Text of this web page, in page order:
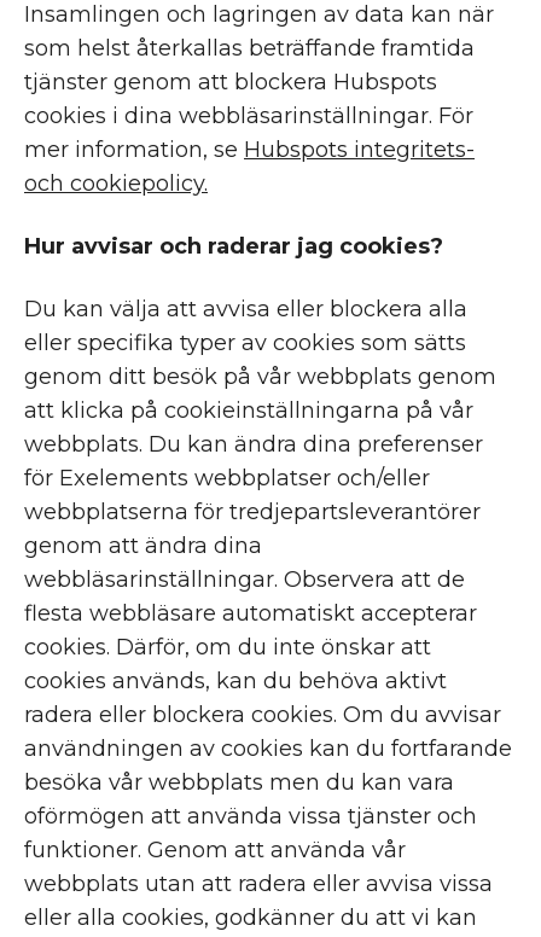
Insamlingen och lagringen av data kan när
som helst återkallas beträffande framtida
tjänster genom att blockera Hubspots
cookies i dina webbläsarinställningar. För
mer information, se Hubspots integritets-
och cookiepolicy.
Hur avvisar och raderar jag cookies?
Du kan välja att avvisa eller blockera alla
eller specifika typer av cookies som sätts
genom ditt besök på vår webbplats genom
att klicka på cookieinställningarna på vår
webbplats. Du kan ändra dina preferenser
för Exelements webbplatser och/eller
webbplatserna för tredjepartsleverantörer
genom att ändra dina
webbläsarinställningar. Observera att de
flesta webbläsare automatiskt accepterar
cookies. Därför, om du inte önskar att
cookies används, kan du behöva aktivt
radera eller blockera cookies. Om du avvisar
användningen av cookies kan du fortfarande
besöka vår webbplats men du kan vara
oförmögen att använda vissa tjänster och
funktioner. Genom att använda vår
webbplats utan att radera eller avvisa vissa
eller alla cookies, godkänner du att vi kan